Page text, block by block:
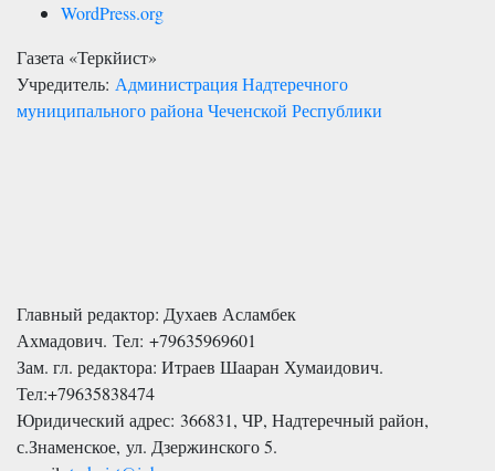
WordPress.org
Газета «Теркйист»
Учредитель: Администрация Надтеречного
муниципального района Чеченской Республики
Главный редактор: Духаев Асламбек
Ахмадович. Тел: +79635969601
Зам. гл. редактора: Итраев Шааран Хумаидович.
Тел:+79635838474
Юридический адрес: 366831, ЧР, Надтеречный район,
с.Знаменское, ул. Дзержинского 5.